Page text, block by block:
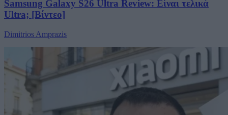
Samsung Galaxy S26 Ultra Review: Είναι τελικά
Ultra; [Βίντεο]
Dimitrios Amprazis